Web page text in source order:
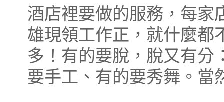
酒店裡要做的服務，每家
雄現領工作正，就什麼都
多！有的要脫，脫又有分
要手工、有的要秀舞。當